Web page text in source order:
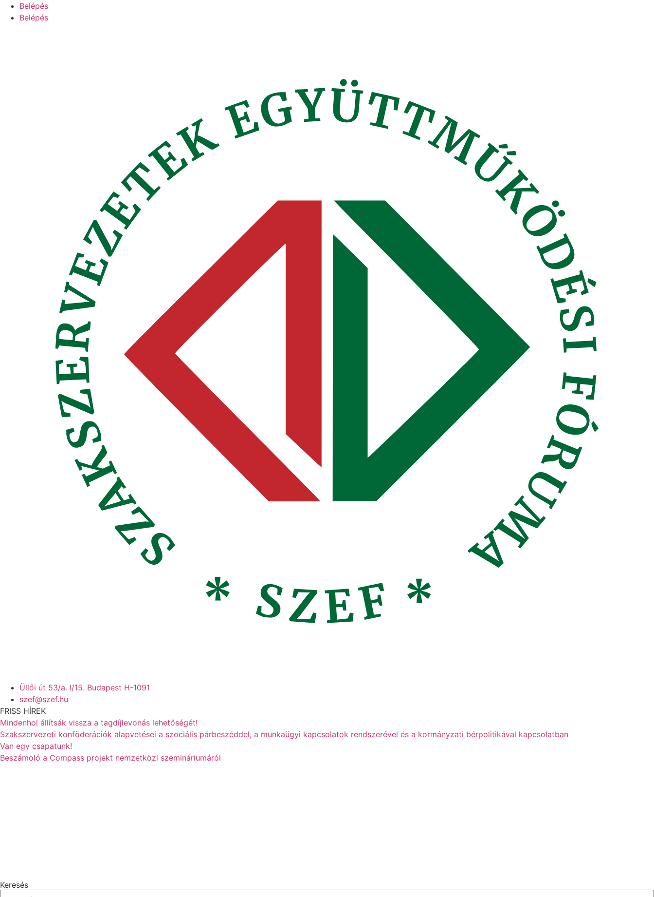
UgrásBelépés
Belépés
Üllői út 53/a. I/15. Budapest H-1091
szef@szef.hu
FRISS HÍREK
Mindenhol állítsák vissza a tagdíjlevonás lehetőségét!
Szakszervezeti konföderációk alapvetései a szociális párbeszéddel, a munkaügyi kapcsolatok rendszerével és a kormányzati bérpolitikával kapcsolatban
Van egy csapatunk!
Beszámoló a Compass projekt nemzetközi szemináriumáról
Keresés